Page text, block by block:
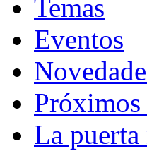
Temas
Eventos
Próximos
La puerta